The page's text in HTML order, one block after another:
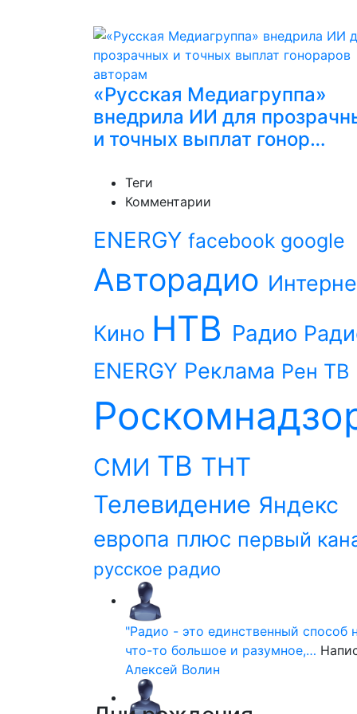
«Русская Медиагруппа»
внедрила ИИ для
и точных выплат гонор…
Теги
Комментарии
ENERGY facebook google
Авторадио
Кино НТВ Радио
ENERGY Реклама Рен ТВ
СМИ ТВ ТНТ
Телевидение Яндекс
европа плюс первый
русское радио
"Радио - это единственный способ
что-то большое и разумное,…
Алексей Волин